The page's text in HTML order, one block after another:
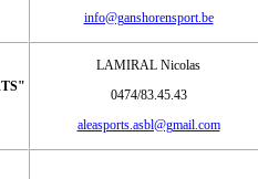
info@ganshorensport.be
LAMIRAL Nicolas
0474/83.45.43
aleasports.asbl@gmail.com